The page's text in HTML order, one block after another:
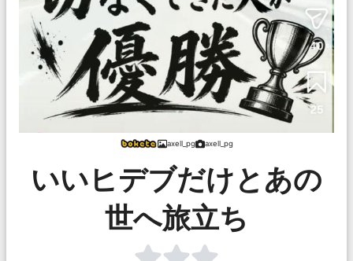
axell_pg axell_pg
いいヒデブだけとあの
世へ旅立ち